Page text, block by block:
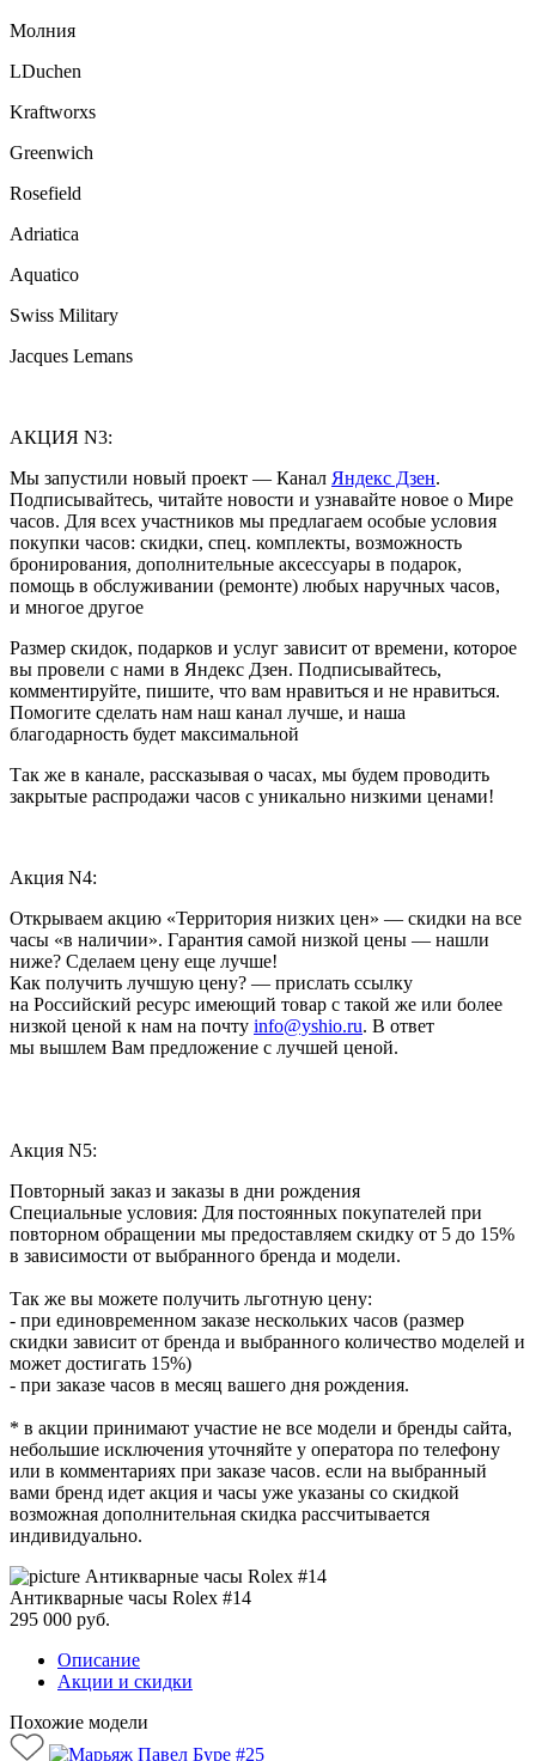
Молния
LDuchen
Kraftworxs
Greenwich
Rosefield
Adriatica
Aquatico
Swiss Military
Jacques Lemans
АКЦИЯ N3:
Мы запустили новый проект — Канал Яндекс Дзен.
Подписывайтесь, читайте новости и узнавайте новое о Мире
часов. Для всех участников мы предлагаем особые условия
покупки часов: скидки, спец. комплекты, возможность
бронирования, дополнительные аксессуары в подарок,
помощь в обслуживании (ремонте) любых наручных часов,
и многое другое
Размер скидок, подарков и услуг зависит от времени, которое
вы провели с нами в Яндекс Дзен. Подписывайтесь,
комментируйте, пишите, что вам нравиться и не нравиться.
Помогите сделать нам наш канал лучше, и наша
благодарность будет максимальной
Так же в канале, рассказывая о часах, мы будем проводить
закрытые распродажи часов с уникально низкими ценами!
Акция N4:
Открываем акцию «Территория низких цен» — скидки на все
часы «в наличии». Гарантия самой низкой цены — нашли
ниже? Сделаем цену еще лучше!
Как получить лучшую цену? — прислать ссылку
на Российский ресурс имеющий товар с такой же или более
низкой ценой к нам на почту info@yshio.ru. В ответ
мы вышлем Вам предложение с лучшей ценой.
Акция N5:
Повторный заказ и заказы в дни рождения
Специальные условия: Для постоянных покупателей при
повторном обращении мы предоставляем скидку от 5 до 15%
в зависимости от выбранного бренда и модели.
Так же вы можете получить льготную цену:
- при единовременном заказе нескольких часов (размер
скидки зависит от бренда и выбранного количество моделей и
может достигать 15%)
- при заказе часов в месяц вашего дня рождения.
* в акции принимают участие не все модели и бренды сайта,
небольшие исключения уточняйте у оператора по телефону
или в комментариях при заказе часов. если на выбранный
вами бренд идет акция и часы уже указаны со скидкой
возможная дополнительная скидка рассчитывается
индивидуально.
Антикварные часы Rolex #14
295 000 руб.
Описание
Акции и скидки
Похожие модели